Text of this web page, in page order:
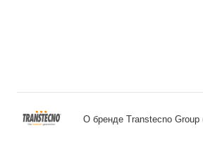
О бренде Transtecno Group